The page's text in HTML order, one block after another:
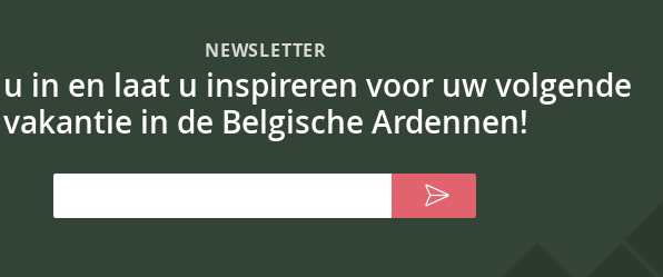
NEWSLETTER
in en laat u inspireren voor uw volgende
vakantie in de Belgische Ardennen!